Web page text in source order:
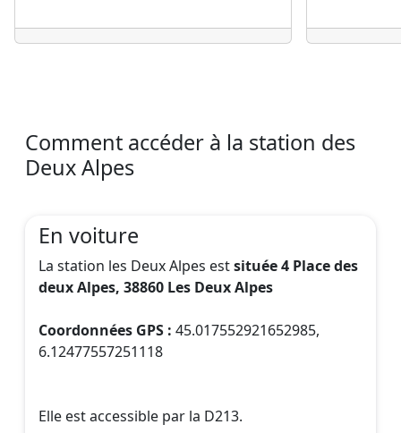
Comment accéder à la station des
Deux Alpes
En voiture
La station les Deux Alpes estsituée 4 Place des
deux Alpes, 38860 Les Deux Alpes
Coordonnées GPS : 45.017552921652985,
6.12477557251118
Elle est accessible par la D213.